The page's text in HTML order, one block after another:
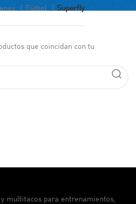
Fútbol Superfly
que coincidan con tu
multitacos para entrenamientos,